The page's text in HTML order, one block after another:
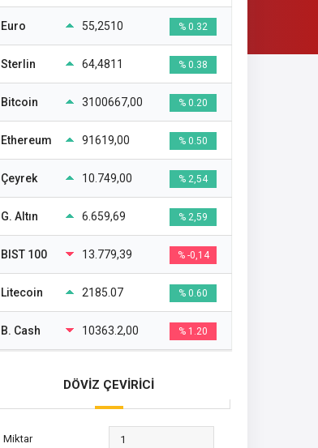
Euro 55,2510 % 0.32
Sterlin 64,4811 % 0.38
Bitcoin 3100667,00 % 0.20
Ethereum 91619,00 % 0.50
Çeyrek 10.749,00 % 2,54
G. Altın 6.659,69 % 2,59
BIST 100 13.779,39 % -0,14
Litecoin 2185.07 % 0.60
B. Cash 10363.2,00 % 1.20
DÖVİZ ÇEVİRİCİ
Miktar